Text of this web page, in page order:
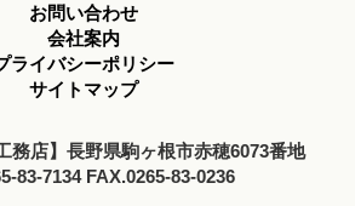
お問い合わせ
会社案内
ライバシーポリシー
サイトマップ
務店】長野県駒ヶ根市赤穂6073番地
83-7134 FAX.0265-83-0236